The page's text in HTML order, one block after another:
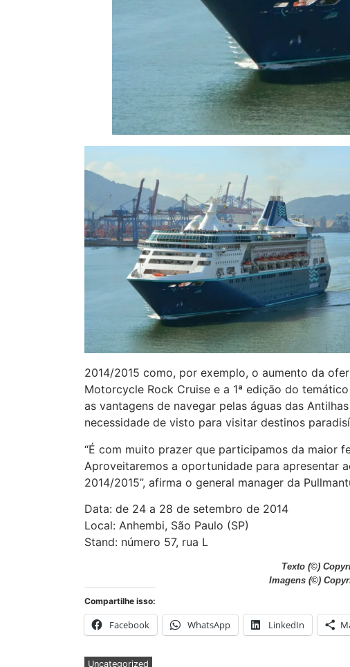
2014/2015 como, por exemplo, o aumento da
Motorcycle Rock Cruise e a 1ª edição do
as vantagens de navegar pelas águas das
necessidade de visto para visitar destinos
“É com muito prazer que participamos da maior
Aproveitaremos a oportunidade para apresentar
2014/2015”, afirma o general manager da
Data: de 24 a 28 de setembro de 2014
Local: Anhembi, São Paulo (SP)
Stand: número 57, rua L
Texto (©)
Imagens (©)
Compartilhe isso:
Facebook WhatsApp LinkedIn
Uncategorized